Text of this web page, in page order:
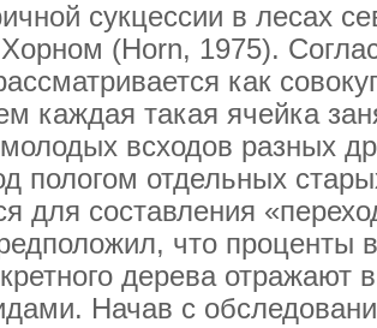
сукцессии в лесах
(Horn, 1975).
как
каждая такая ячейка
всходов разных
пологом отдельных
для составления
что проценты
дерева отражают
Начав с